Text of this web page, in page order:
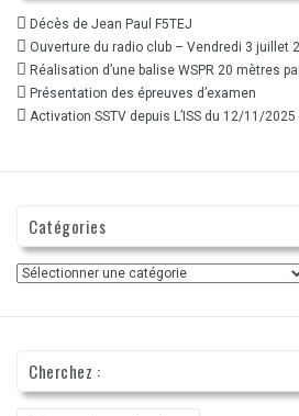
Décès de Jean Paul F5TEJ
Ouverture du radio club – Vendredi 3 juillet
Réalisation d’une balise WSPR 20 mètres
Présentation des épreuves d’examen
Activation SSTV depuis L’ISS du 12/11/
Catégories
Catégories
Cherchez :